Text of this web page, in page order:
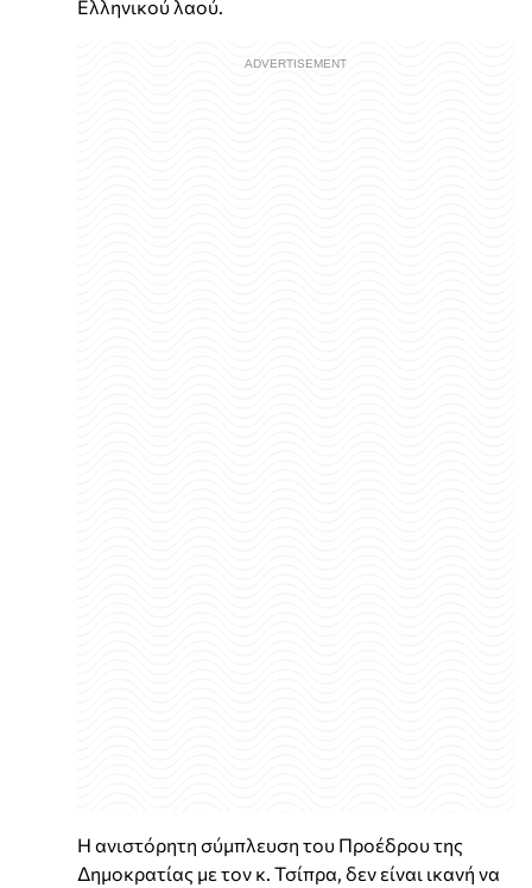
Ελληνικού λαού.
Η ανιστόρητη σύμπλευση του Προέδρου της
Δημοκρατίας με τον κ. Τσίπρα, δεν είναι ικανή να